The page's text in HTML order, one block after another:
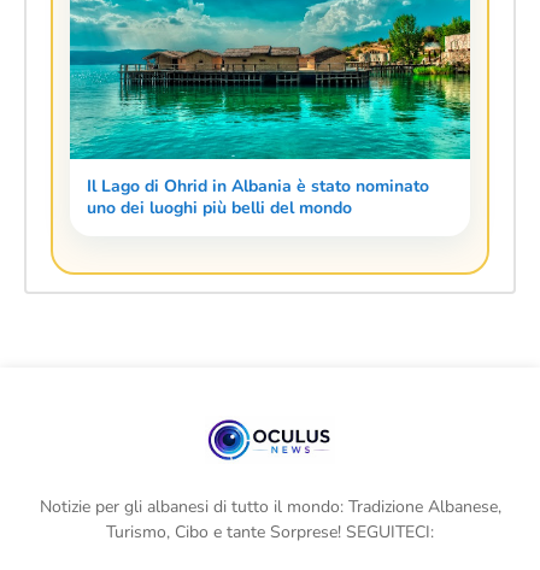
Il Lago di Ohrid in Albania è stato nominato
uno dei luoghi più belli del mondo
Notizie per gli albanesi di tutto il mondo: Tradizione Albanese,
Turismo, Cibo e tante Sorprese! SEGUITECI: